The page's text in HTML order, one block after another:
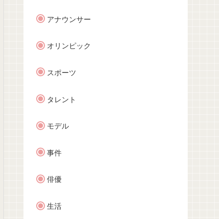
アナウンサー
オリンピック
スポーツ
タレント
モデル
事件
俳優
生活